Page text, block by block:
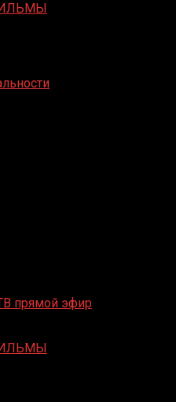
прямой эфир